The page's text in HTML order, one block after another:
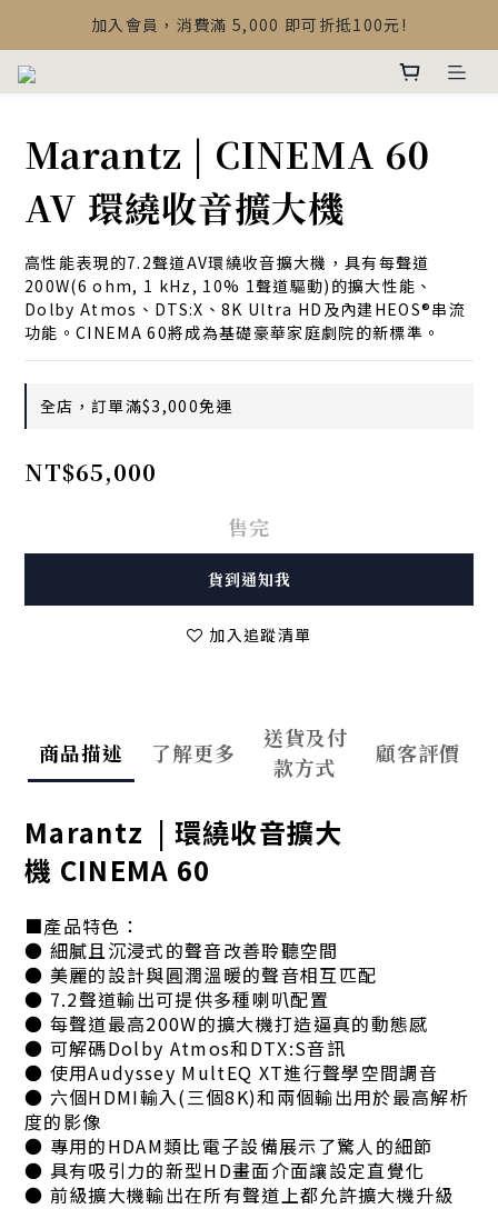
【最新公告】Devialet Mania 盒內配件調整說明
加入會員，消費滿 5,000 即可折抵100元!
【最新公告】Devialet Mania 盒內配件調整說明
Marantz | CINEMA 60
AV 環繞收音擴大機
高性能表現的7.2聲道AV環繞收音擴大機，具有每聲道
200W(6 ohm, 1 kHz, 10% 1聲道驅動)的擴大性能、
Dolby Atmos、DTS:X、8K Ultra HD及內建HEOS®串流
功能。CINEMA 60將成為基礎豪華家庭劇院的新標準。
全店，訂單滿$3,000免運
NT$65,000
售完
貨到通知我
加入追蹤清單
商品描述 了解更多
送貨及付
款方式
顧客評價
Marantz | 環繞收音擴大
機 CINEMA 60
■產品特色：
● 細膩且沉浸式的聲音改善聆聽空間
● 美麗的設計與圓潤溫暖的聲音相互匹配
● 7.2聲道輸出可提供多種喇叭配置
● 每聲道最高200W的擴大機打造逼真的動態感
● 可解碼Dolby Atmos和DTX:S音訊
● 使用Audyssey MultEQ XT進行聲學空間調音
● 六個HDMI輸入(三個8K)和兩個輸出用於最高解析
度的影像
● 專用的HDAM類比電子設備展示了驚人的細節
● 具有吸引力的新型HD畫面介面讓設定直覺化
● 前級擴大機輸出在所有聲道上都允許擴大機升級